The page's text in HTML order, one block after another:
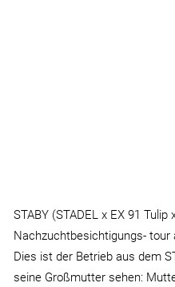
STABY (STADEL x EX 91
Nachzuchtbesichtigungs- tour
Dies ist der Betrieb aus dem
seine Großmutter sehen: